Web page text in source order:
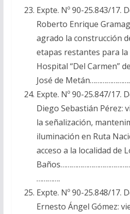
Expte. Nº 90-25.843/17.
Roberto Enrique
agrado la construcción
etapas restantes para la
Hospital “Del Carmen”
José de
Expte. Nº 90-25.847/17.
Diego Sebastián Pérez:
la señalización,
iluminación en Ruta
acceso a la localidad de
………….
Expte. Nº 90-25.848/17.
Ernesto Ángel Gómez: